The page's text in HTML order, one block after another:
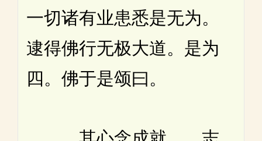
一切诸有业患悉是无为。
逮得佛行无极大道。是为
四。佛于是颂曰。